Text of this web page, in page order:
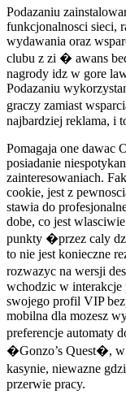
Podazaniu
funkcjonalnosci sieci,
wydawania oraz
clubu z zi � awans
nagrody idz w gore
Podazaniu
graczy zamiast
najbardziej reklama, i
Pomagaja one dawac
posiadanie
zainteresowaniach.
cookie, jest z
stawia do
dobe, co jest wlasciwie
punkty �przez caly
to nie jest konieczne
rozwazyc na wersji
wchodzic w interakcje
swojego profil VIP
mobilna dla mozesz
preferencje automaty
�Gonzo’s Quest�, w
kasynie, niewazne
przerwie pracy.